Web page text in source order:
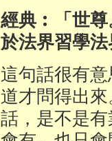
經典︰「世
於法界習學
這句話很有
道才問得出
話，是不是